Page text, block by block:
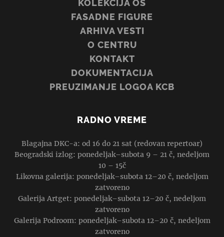
KOLEKCIJA OS
FASADNE FIGURE
ARHIVA VESTI
O CENTRU
KONTAKT
DOKUMENTACIJA
PREUZIMANJE LOGOA KCB
RADNO VREME
Blagajna DKC-a: od 16 do 21 sat (redovan repertoar)
Beogradski izlog: ponedeljak–subota 9 – 21 č, nedeljom
10 – 15č
Likovna galerija: ponedeljak–subota 12–20 č, nedeljom
zatvoreno
Galerija Artget: ponedeljak–subota 12–20 č, nedeljom
zatvoreno
Galerija Podroom: ponedeljak–subota 12–20 č, nedeljom
zatvoreno